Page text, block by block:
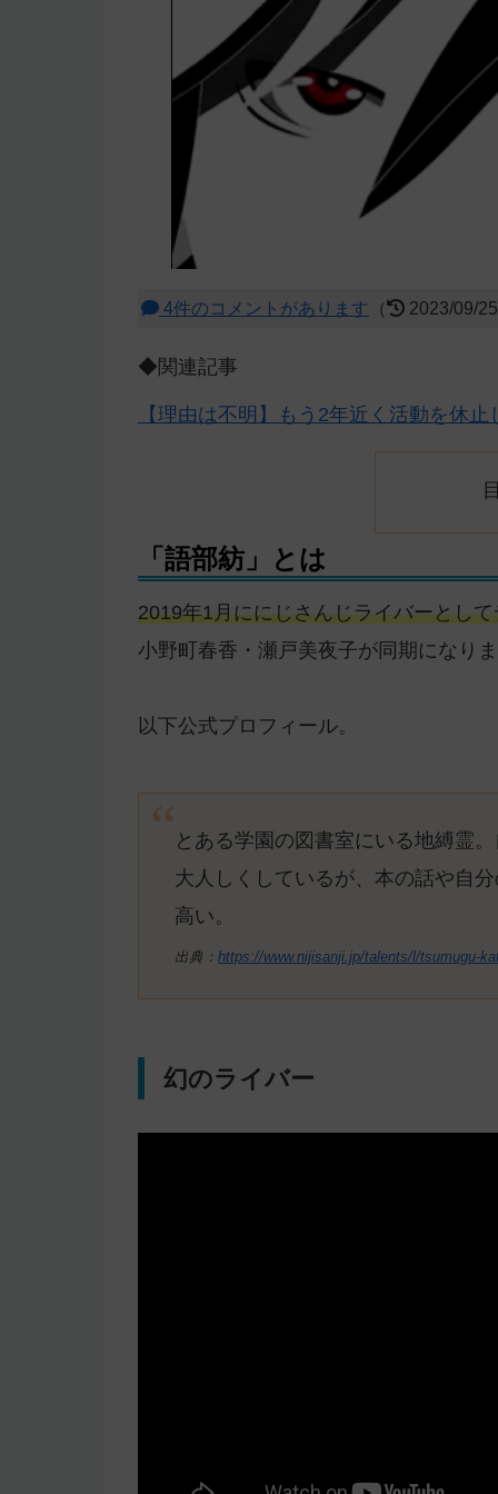
4件のコメントがあります （ 2023/09/
◆関連記事
【理由は不明】もう2年近く活動を休
「語部紡」とは
2019年1月ににじさんじライバーとし
小野町春香・瀬戸美夜子が同期になり
以下公式プロフィール。
とある学園の図書室にいる地縛霊
大人しくしているが、本の話や自
高い。
出典：https://www.nijisanji.jp/talents/l/tsumugu-
幻のライバー